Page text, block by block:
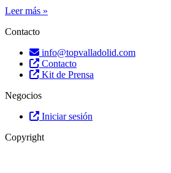
Leer más »
Contacto
info@topvalladolid.com
Contacto
Kit de Prensa
Negocios
Iniciar sesión
Copyright